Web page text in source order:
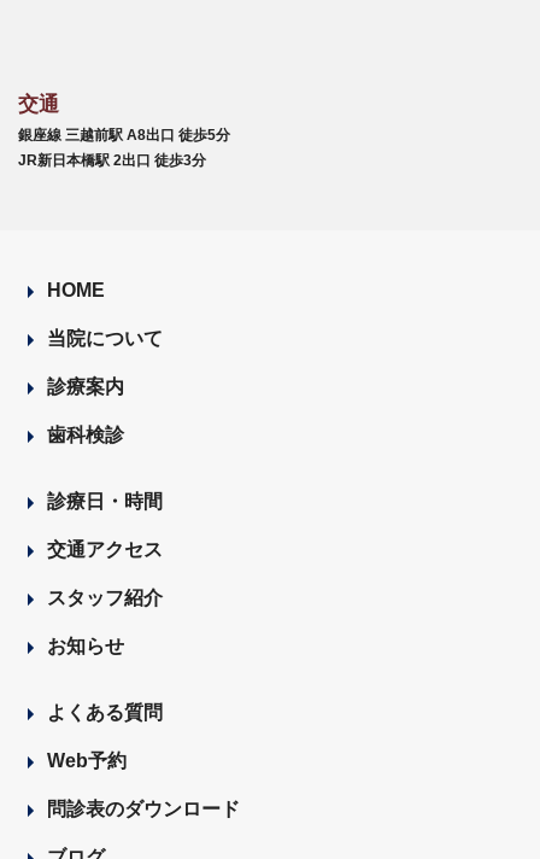
交通
銀座線 三越前駅 A8出口 徒歩5分
JR新日本橋駅 2出口 徒歩3分
HOME
当院について
診療案内
歯科検診
診療日・時間
交通アクセス
スタッフ紹介
お知らせ
よくある質問
Web予約
問診表のダウンロード